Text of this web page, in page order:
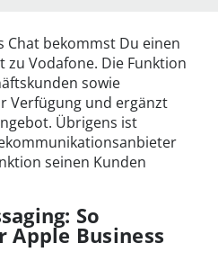
Chat bekommst Du einen
Vodafone. Die Funktion
sowie
Verfügung und ergänzt
Übrigens ist
seinen Kunden
So
Business